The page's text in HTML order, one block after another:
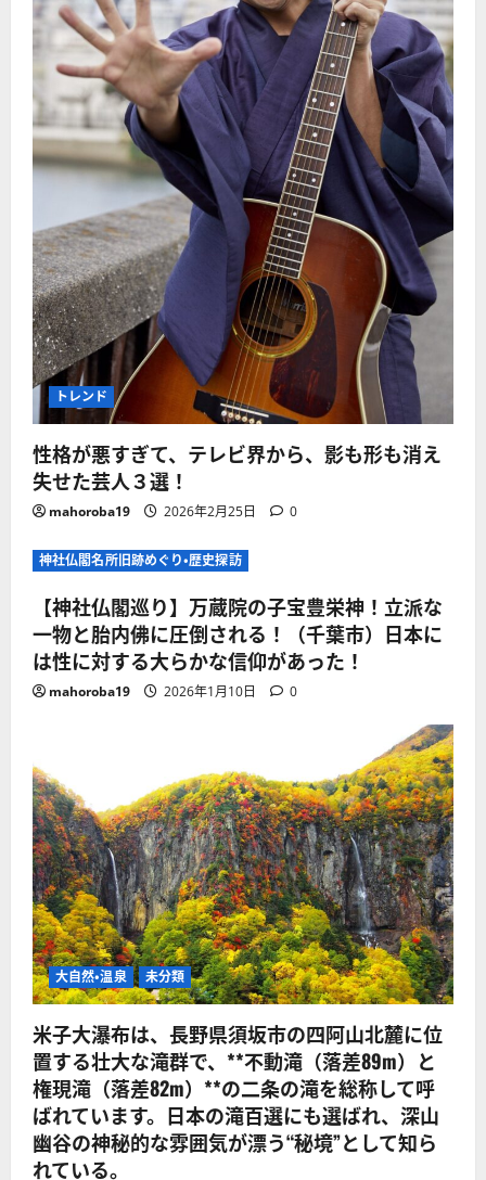
トレンド
性格が悪すぎて、テレビ界から、影も形も消え
失せた芸人３選！
mahoroba19 2026年2月25日 0
神社仏閣名所旧跡めぐり・歴史探訪
【神社仏閣巡り】万蔵院の子宝豊栄神！立派な
一物と胎内佛に圧倒される！（千葉市）日本に
は性に対する大らかな信仰があった！
mahoroba19 2026年1月10日 0
大自然・温泉 未分類
米子大瀑布は、長野県須坂市の四阿山北麓に位
置する壮大な滝群で、**不動滝（落差89m）と
権現滝（落差82m）**の二条の滝を総称して呼
ばれています。日本の滝百選にも選ばれ、深山
幽谷の神秘的な雰囲気が漂う“秘境”として知ら
れている。